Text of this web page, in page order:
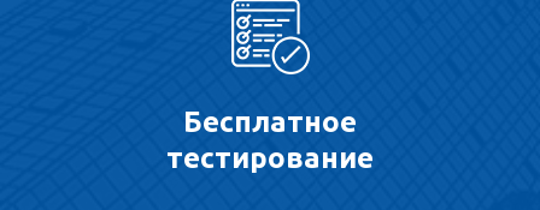
Бесплатное
тестирование